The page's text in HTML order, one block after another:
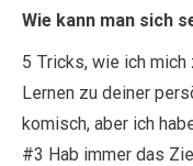
Wie kann man sich
5 Tricks, wie ich
Lernen zu deiner
komisch, aber ich
#3 Hab immer das